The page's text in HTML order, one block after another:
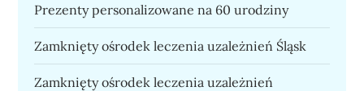
Prezenty personalizowane na 60 urodziny
Zamknięty ośrodek leczenia uzależnień Śląsk
Zamknięty ośrodek leczenia uzależnień